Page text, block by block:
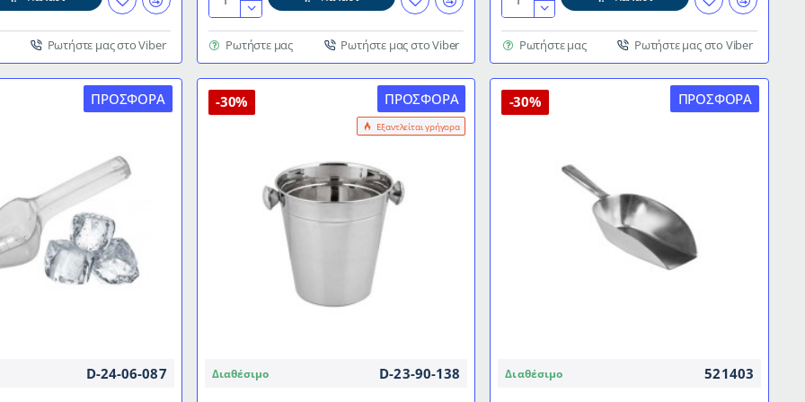
Ρωτήστε μας στο Viber
Σέσουλα
Polycarbonate
24oz
Ρωτήστε μας Ρωτήστε μας στο Viber
Ανοξείδωτη
με
ματ
όψη
και
διαστάσεις
Ρωτήστε μας Ρωτήστε μας στο Viber
ΠΡΟΣΦΟΡΆ
D-24-06-087
ΠΡΟΣΦΟΡΆ
Εξαντλείται γρήγορα
-30%
Διαθέσιμο D-23-90-138
ΠΡΟΣΦΟΡΆ
-30%
Διαθέσιμο 521403